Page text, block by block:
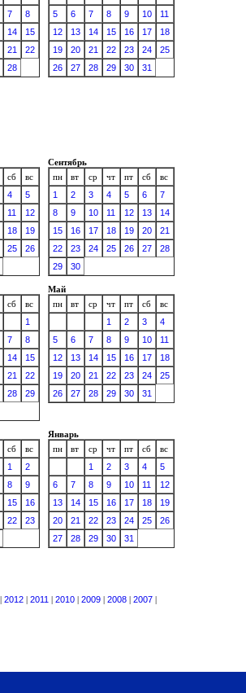
7
8
14
15
21
22
28
5
6 7 8 9 10
11
12
13 14 15 16 17
18
19
20 21 22 23 24
25
26
27 28 29 30 31
сб
вс
4
5
11
12
18
19
25
26
Сентябрь
пн
вт ср чт пт сб
вс
1
2 3 4 5 6
7
8
9 10 11 12 13
14
15
16 17 18 19 20
21
22
23 24 25 26 27
28
29
30
сб
вс
1
7
8
14
15
21
22
28
29
Май
пн
вт ср чт пт сб
вс
1
2 3
4
5
6 7 8 9 10
11
12
13 14 15 16 17
18
19
20 21 22 23 24
25
26
27 28 29 30 31
сб
вс
1
2
8
9
15
16
22
23
Январь
пн
вт ср чт пт сб
вс
1
2 3 4
5
6
7 8 9 10 11
12
13
14 15 16 17 18
19
20
21 22 23 24 25
26
27
28 29 30 31
2012 2011 2010 2009 2008 2007